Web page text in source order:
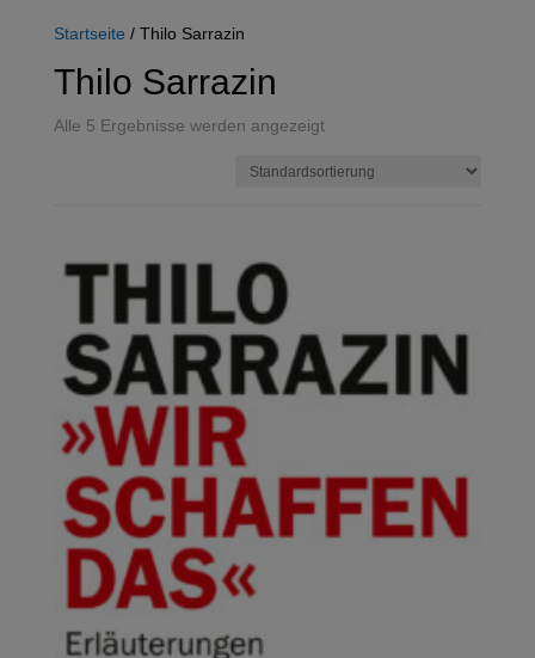
Startseite / Thilo Sarrazin
Thilo Sarrazin
Alle 5 Ergebnisse werden angezeigt